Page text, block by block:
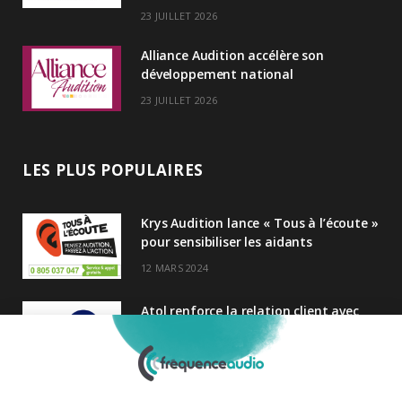
23 JUILLET 2026
Alliance Audition accélère son
développement national
23 JUILLET 2026
LES PLUS POPULAIRES
Krys Audition lance « Tous à l’écoute »
pour sensibiliser les aidants
12 MARS 2024
Atol renforce la relation client avec
une nouvelle campagne axée sur la
satisfaction
25 FÉVRIER 2025